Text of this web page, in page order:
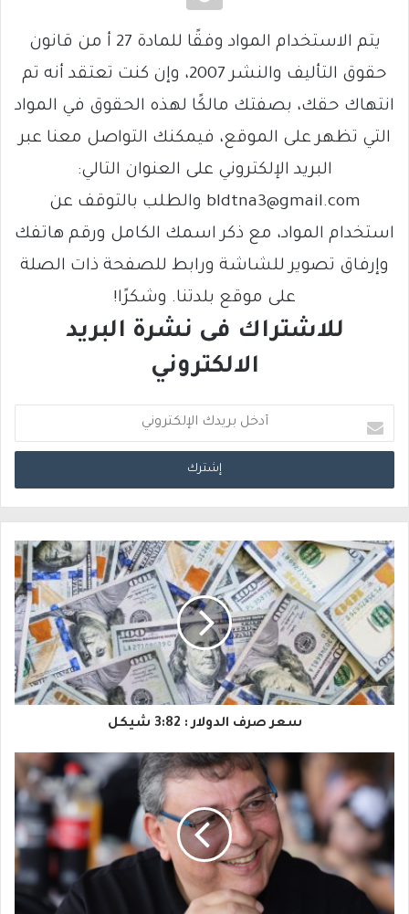
يتم الاستخدام المواد وفقًا للمادة 27 أ من قانون
حقوق التأليف والنشر 2007، وإن كنت تعتقد أنه تم
انتهاك حقك، بصفتك مالكًا لهذه الحقوق في المواد
التي تظهر على الموقع، فيمكنك التواصل معنا عبر
البريد الإلكتروني على العنوان التالي:
bldtna3@gmail.com والطلب بالتوقف عن
استخدام المواد، مع ذكر اسمك الكامل ورقم هاتفك
وإرفاق تصوير للشاشة ورابط للصفحة ذات الصلة
على موقع بلدتنا. وشكرًا!
للاشتراك فى نشرة البريد
الالكتروني
د
خ
ب
ر
ي
د
ك
ا
ل
ت
ر
سعر صرف الدولار : 3:82 شيكل